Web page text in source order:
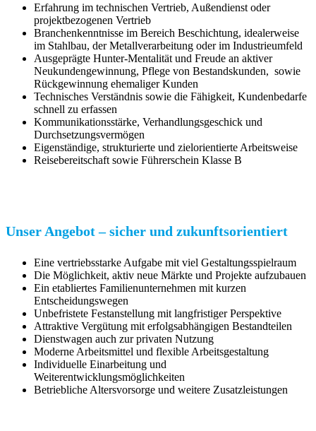
Erfahrung im technischen Vertrieb, Außendienst oder
projektbezogenen Vertrieb
Branchenkenntnisse im Bereich Beschichtung, idealerweise
im Stahlbau, der Metallverarbeitung oder im Industrieumfeld
Ausgeprägte Hunter-Mentalität und Freude an aktiver
Neukundengewinnung, Pflege von Bestandskunden, sowie
Rückgewinnung ehemaliger Kunden
Technisches Verständnis sowie die Fähigkeit, Kundenbedarfe
schnell zu erfassen
Kommunikationsstärke, Verhandlungsgeschick und
Durchsetzungsvermögen
Eigenständige, strukturierte und zielorientierte Arbeitsweise
Reisebereitschaft sowie Führerschein Klasse B
Unser Angebot – sicher und zukunftsorientiert
Eine vertriebsstarke Aufgabe mit viel Gestaltungsspielraum
Die Möglichkeit, aktiv neue Märkte und Projekte aufzubauen
Ein etabliertes Familienunternehmen mit kurzen
Entscheidungswegen
Unbefristete Festanstellung mit langfristiger Perspektive
Attraktive Vergütung mit erfolgsabhängigen Bestandteilen
Dienstwagen auch zur privaten Nutzung
Moderne Arbeitsmittel und flexible Arbeitsgestaltung
Individuelle Einarbeitung und
Weiterentwicklungsmöglichkeiten
Betriebliche Altersvorsorge und weitere Zusatzleistungen